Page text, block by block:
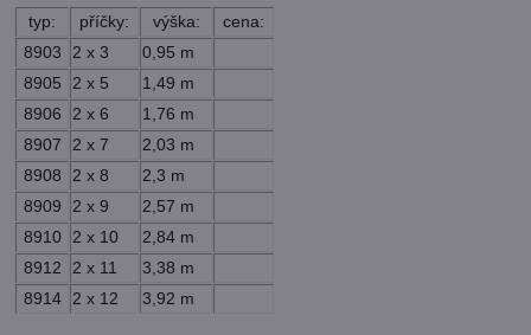
typ: příčky: výška: cena:
8903 2 x 3
0,95 m
8905
2 x 5
1,49 m
8906
2 x 6
1,76 m
8907
2 x 7
2,03 m
8908
2 x 8
2,3 m
8909
2 x 9
2,57 m
8910
2 x 10
2,84 m
8912
2 x 11
3,38 m
8914
2 x 12 3,92 m